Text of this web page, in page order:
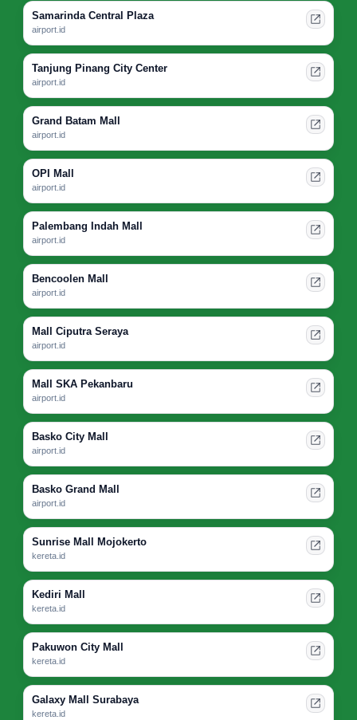
Samarinda Central Plaza
airport.id
Tanjung Pinang City Center
airport.id
Grand Batam Mall
airport.id
OPI Mall
airport.id
Palembang Indah Mall
airport.id
Bencoolen Mall
airport.id
Mall Ciputra Seraya
airport.id
Mall SKA Pekanbaru
airport.id
Basko City Mall
airport.id
Basko Grand Mall
airport.id
Sunrise Mall Mojokerto
kereta.id
Kediri Mall
kereta.id
Pakuwon City Mall
kereta.id
Galaxy Mall Surabaya
kereta.id